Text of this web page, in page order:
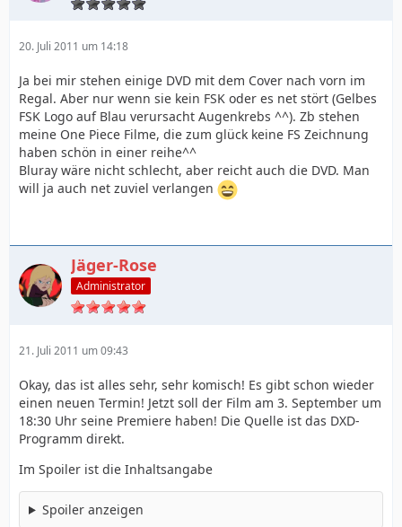
20. Juli 2011 um 14:18
Ja bei mir stehen einige DVD mit dem Cover nach vorn im
Regal. Aber nur wenn sie kein FSK oder es net stört (Gelbes
FSK Logo auf Blau verursacht Augenkrebs ^^). Zb stehen
meine One Piece Filme, die zum glück keine FS Zeichnung
haben schön in einer reihe^^
Bluray wäre nicht schlecht, aber reicht auch die DVD. Man
will ja auch net zuviel verlangen
Jäger-Rose
Administrator
21. Juli 2011 um 09:43
Okay, das ist alles sehr, sehr komisch! Es gibt schon wieder
einen neuen Termin! Jetzt soll der Film am 3. September um
18:30 Uhr seine Premiere haben! Die Quelle ist das DXD-
Programm direkt.
Im Spoiler ist die Inhaltsangabe
Spoiler anzeigen